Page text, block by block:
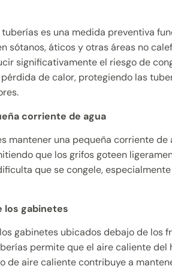
es una medida preventiva
sótanos, áticos y otras áreas no
significativamente el riesgo de
de calor, protegiendo las
corriente de agua
mantener una pequeña corriente de
que los grifos goteen
que se congele,
los gabinetes
gabinetes ubicados debajo de los
permite que el aire caliente del
de aire caliente contribuye a